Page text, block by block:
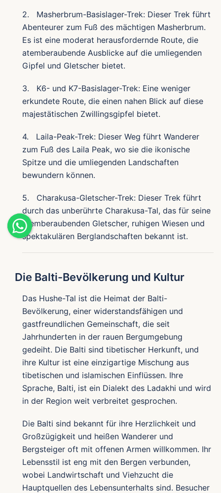
2. Masherbrum-Basislager-Trek: Dieser Trek führt
Abenteurer zum Fuß des mächtigen Masherbrum.
Es ist eine moderat herausfordernde Route, die
atemberaubende Ausblicke auf die umliegenden
Gipfel und Gletscher bietet.
3. K6- und K7-Basislager-Trek: Eine weniger
erkundete Route, die einen nahen Blick auf diese
majestätischen Zwillingsgipfel bietet.
4. Laila-Peak-Trek: Dieser Weg führt Wanderer
zum Fuß des Laila Peak, wo sie die ikonische
Spitze und die umliegenden Landschaften
bewundern können.
5. Charakusa-Gletscher-Trek: Dieser Trek führt
durch das unberührte Charakusa-Tal, das für seine
atemberaubenden Gletscher, ruhigen Wiesen und
spektakulären Berglandschaften bekannt ist.
Die Balti-Bevölkerung und Kultur
Das Hushe-Tal ist die Heimat der Balti-
Bevölkerung, einer widerstandsfähigen und
gastfreundlichen Gemeinschaft, die seit
Jahrhunderten in der rauen Bergumgebung
gedeiht. Die Balti sind tibetischer Herkunft, und
ihre Kultur ist eine einzigartige Mischung aus
tibetischen und islamischen Einflüssen. Ihre
Sprache, Balti, ist ein Dialekt des Ladakhi und wird
in der Region weit verbreitet gesprochen.
Die Balti sind bekannt für ihre Herzlichkeit und
Großzügigkeit und heißen Wanderer und
Bergsteiger oft mit offenen Armen willkommen. Ihr
Lebensstil ist eng mit den Bergen verbunden,
wobei Landwirtschaft und Viehzucht die
Hauptquellen des Lebensunterhalts sind. Besucher